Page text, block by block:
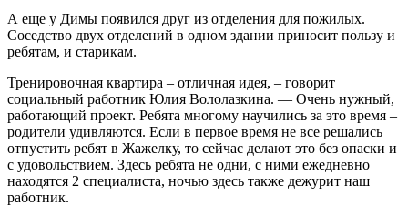
А еще у Димы появился друг из отделения для пожилых.
Соседство двух отделений в одном здании приносит пользу и
ребятам, и старикам.
Тренировочная квартира – отличная идея, – говорит
социальный работник Юлия Вололазкина. — Очень нужный,
работающий проект. Ребята многому научились за это время –
родители удивляются. Если в первое время не все решались
отпустить ребят в Жажелку, то сейчас делают это без опаски и
с удовольствием. Здесь ребята не одни, с ними ежедневно
находятся 2 специалиста, ночью здесь также дежурит наш
работник.